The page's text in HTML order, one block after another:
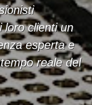
loro clienti un
esperta e
reale del